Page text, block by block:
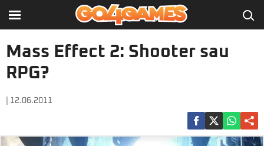
Mass Effect 2: Shooter sau
RPG?
| 12.06.2011